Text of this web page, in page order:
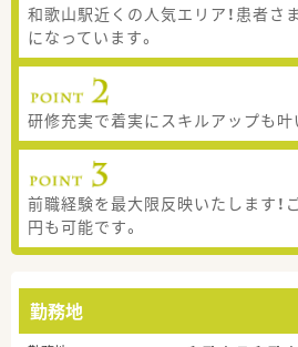
和歌山駅近くの人気エリア！患者さ
になっています。
研修充実で着実にスキルアップも
前職経験を最大限反映いたします！
円も可能です。
勤務地